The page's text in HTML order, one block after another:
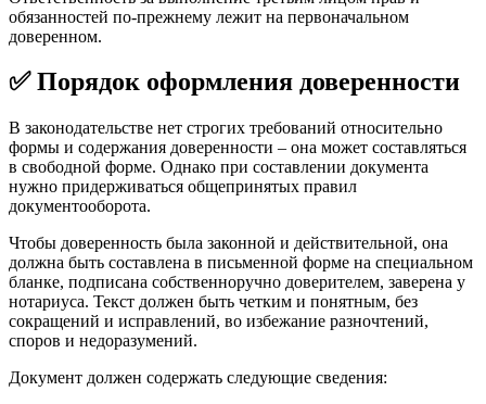
обязанностей по-прежнему лежит на первоначальном
доверенном.
✅ Порядок оформления доверенности
В законодательстве нет строгих требований относительно
формы и содержания доверенности – она может составляться
в свободной форме. Однако при составлении документа
нужно придерживаться общепринятых правил
документооборота.
Чтобы доверенность была законной и действительной, она
должна быть составлена в письменной форме на специальном
бланке, подписана собственноручно доверителем, заверена у
нотариуса. Текст должен быть четким и понятным, без
сокращений и исправлений, во избежание разночтений,
споров и недоразумений.
Документ должен содержать следующие сведения: